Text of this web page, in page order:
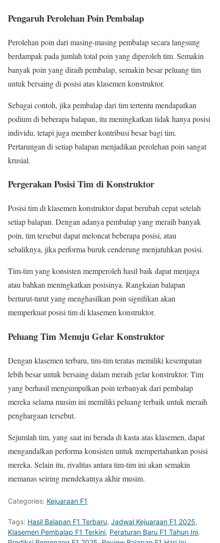
Pengaruh Perolehan Poin Pembalap
Perolehan poin dari masing-masing pembalap secara langsung
berdampak pada jumlah total poin yang diperoleh tim. Semakin
banyak poin yang diraih pembalap, semakin besar peluang tim
untuk bersaing di posisi atas klasemen konstruktor.
Sebagai contoh, jika pembalap dari tim tertentu mendapatkan
podium di beberapa balapan, itu meningkatkan tidak hanya posisi
individu, tetapi juga member kontribusi besar bagi tim.
Pertarungan di setiap balapan menjadikan perolehan poin sangat
krusial.
Pergerakan Posisi Tim di Konstruktor
Posisi tim di klasemen konstruktor dapat berubah cepat setelah
setiap balapan. Dengan adanya pembalap yang meraih banyak
poin, tim tersebut dapat meloncat beberapa posisi, atau
sebaliknya, jika performa buruk cenderung menjatuhkan posisi.
Tim-tim yang konsisten memperoleh hasil baik dapat menjaga
atau bahkan meningkatkan posisinya. Rangkaian balapan
berturut-turut yang menghasilkan poin signifikan akan
memperkuat posisi tim di klasemen konstruktor.
Peluang Tim Menuju Gelar Konstruktor
Dengan klasemen terbaru, tim-tim teratas memiliki kesempatan
lebih besar untuk bersaing dalam meraih gelar konstruktor. Tim
yang berhasil mengumpulkan poin terbanyak dari pembalap
mereka selama musim ini memiliki peluang terbaik untuk meraih
penghargaan tersebut.
Sejumlah tim, yang saat ini berada di kasta atas klasemen, dapat
mengandalkan performa konsisten untuk mempertahankan posisi
mereka. Selain itu, rivalitas antara tim-tim ini akan semakin
memanas seiring mendekatnya akhir musim.
Categories: Kejuaraan F1
Tags: Hasil Balapan F1 Terbaru, Jadwal Kejuaraan F1 2025,
Klasemen Pembalap F1 Terkini, Peraturan Baru F1 Tahun Ini,